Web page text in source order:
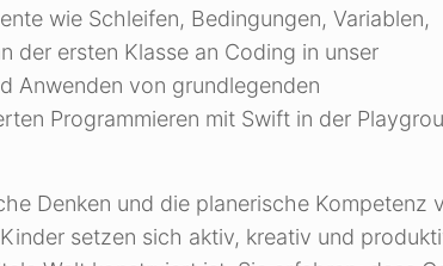
wie Schleifen, Bedingungen, Variablen,
der ersten Klasse an Coding in unser
Anwenden von grundlegenden
Programmieren mit Swift in der
Denken und die planerische Kompetenz
setzen sich aktiv, kreativ und